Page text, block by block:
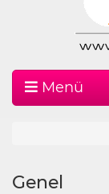
Menü
Genel